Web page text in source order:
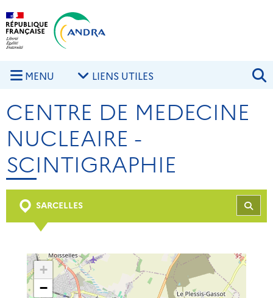
Aller au contenu principal
MENU LIENS UTILES
CENTRE DE MEDECINE
NUCLEAIRE -
SCINTIGRAPHIE
SARCELLES
+
−